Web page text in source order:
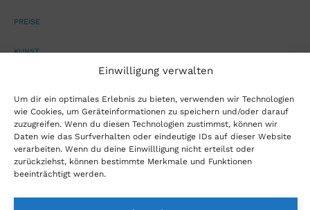
Einwilligung verwalten
Um dir ein optimales Erlebnis zu bieten, verwenden wir Technologien
wie Cookies, um Geräteinformationen zu speichern und/oder darauf
zuzugreifen. Wenn du diesen Technologien zustimmst, können wir
Daten wie das Surfverhalten oder eindeutige IDs auf dieser Website
verarbeiten. Wenn du deine Einwillligung nicht erteilst oder
zurückziehst, können bestimmte Merkmale und Funktionen
beeinträchtigt werden.
PREISE
KUNST
AGB
DATENSCHUTZERKLÄRUNG
IMPRESSUM